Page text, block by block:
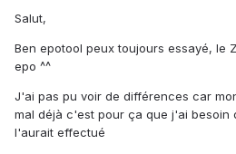
Salut,
Ben epotool peux toujours essayé, le
epo ^^
J'ai pas pu voir de différences car
mal déjà c'est pour ça que j'ai besoin
l'aurait effectué